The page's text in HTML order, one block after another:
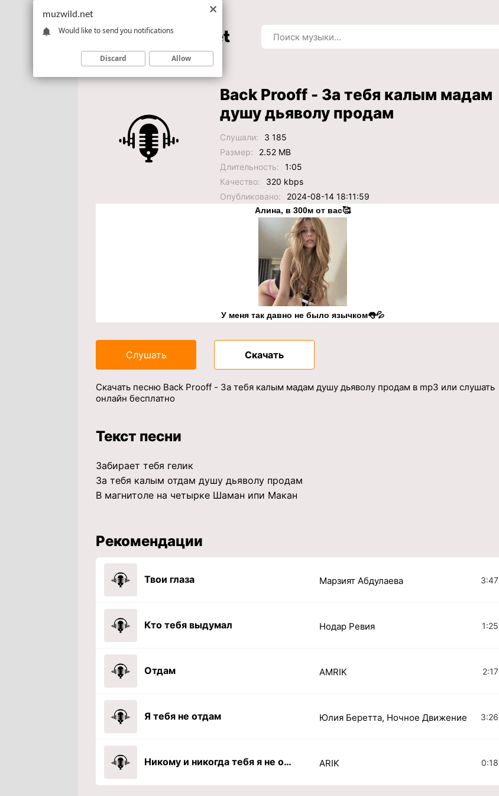
Back Prooff - За тебя калым мадам
душу дьяволу продам
Слушали:
3 185
Размер:
2.52 MB
Длительность:
1:05
Качество:
320 kbps
Опубликовано:
2024-08-14 18:11:59
Алина, в 300м от вас🥰
У меня так давно не было язычком👅💦
Слушать Скачать
Скачать песню Back Prooff - За тебя калым мадам душу дьяволу продам в mp3 или слушать
онлайн бесплатно
Текст песни
Забирает тебя гелик
За тебя калым отдам душу дьяволу продам
В магнитоле на четырке Шаман ипи Макан
Рекомендации
Твои глаза Марзият Абдулаева 3:47
Кто тебя выдумал Нодар Ревия 1:25
Отдам AMRIK 2:17
Я тебя не отдам Юлия Беретта, Ночное Движение 3:26
Никому и никогда тебя я не отдам ARIK 0:18
muzwild.net
Would like to send you notifications
Discard Allow